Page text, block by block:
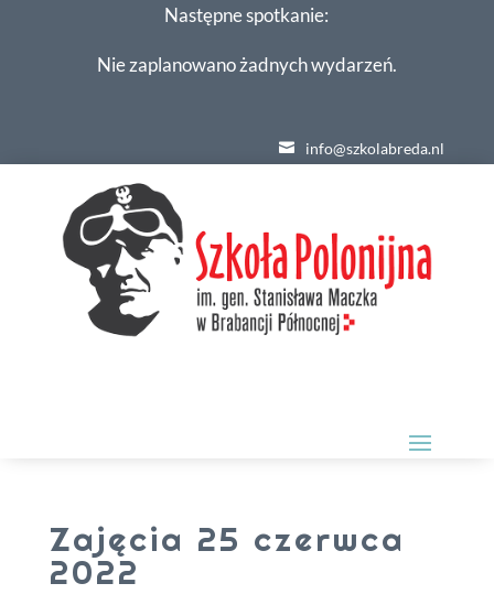
Następne spotkanie:
Nie zaplanowano żadnych wydarzeń.
info@szkolabreda.nl
Zajęcia 25 czerwca
2022